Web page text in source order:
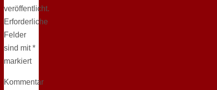
veröffentlicht.
Erforderliche
Felder
sind mit*
markiert
Kommentar